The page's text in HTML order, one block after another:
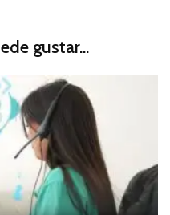
gustar...